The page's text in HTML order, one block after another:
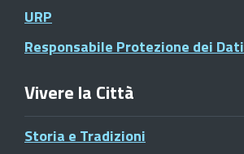
URP
Responsabile Protezione dei Dati
Vivere la Città
Storia e Tradizioni